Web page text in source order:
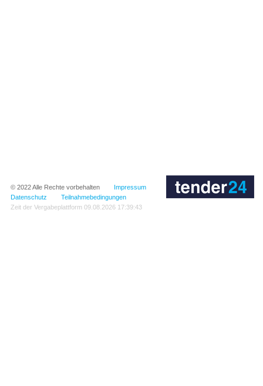
© 2022Alle Rechte vorbehalten
Impressum
Datenschutz
Teilnahmebedingungen
Zeit der Vergabeplattform 09.08.2026 17:39:43